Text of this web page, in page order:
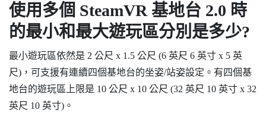
使用多個 SteamVR 基地台 2.0 時
的最小和最大遊玩區分別是多少?
最小遊玩區依然是 2 公尺 x 1.5 公尺 (6 英尺 6 英寸 x 5 英
尺)，可支援有連續四個基地台的坐姿/站姿設定。有四個基
地台的遊玩區上限是 10 公尺 x 10 公尺 (32 英尺 10 英寸 x 32
英尺 10 英寸)。